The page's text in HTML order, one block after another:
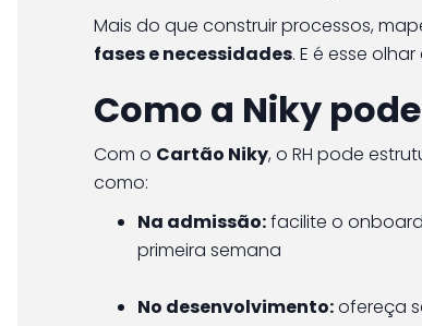
Mais do que construir processos,
fases e necessidades. E é esse
Como a Niky
Com o Cartão Niky, o RH pode
como:
Na admissão:facilite o
primeira semana
No desenvolvimento:ofereça